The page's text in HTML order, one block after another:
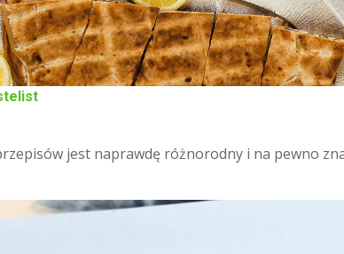
jest naprawdę różnorodny i na pewno